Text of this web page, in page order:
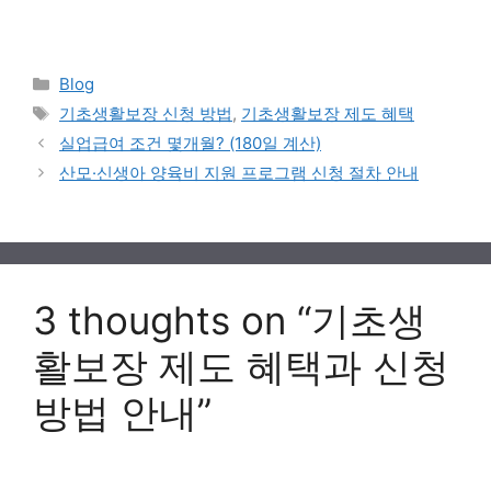
Categories
Blog
Tags
기초생활보장 신청 방법, 기초생활보장 제도 혜택
실업급여 조건 몇개월? (180일 계산)
산모·신생아 양육비 지원 프로그램 신청 절차 안내
3 thoughts on “기초생
활보장 제도 혜택과 신청
방법 안내”